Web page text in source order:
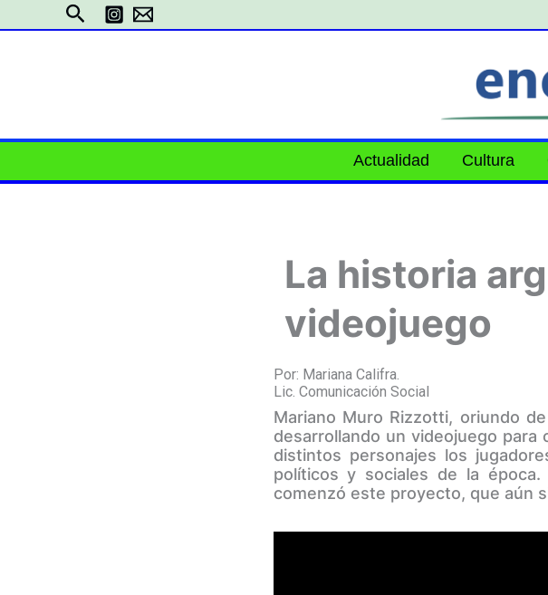
al
Buscar
Actualidad Cultura
La historia
videojuego
Por: Mariana Califra.
Lic. Comunicación Social
Mariano Muro Rizzotti, oriundo
desarrollando un videojuego
distintos personajes los
políticos y sociales de la
comenzó este proyecto, que aún